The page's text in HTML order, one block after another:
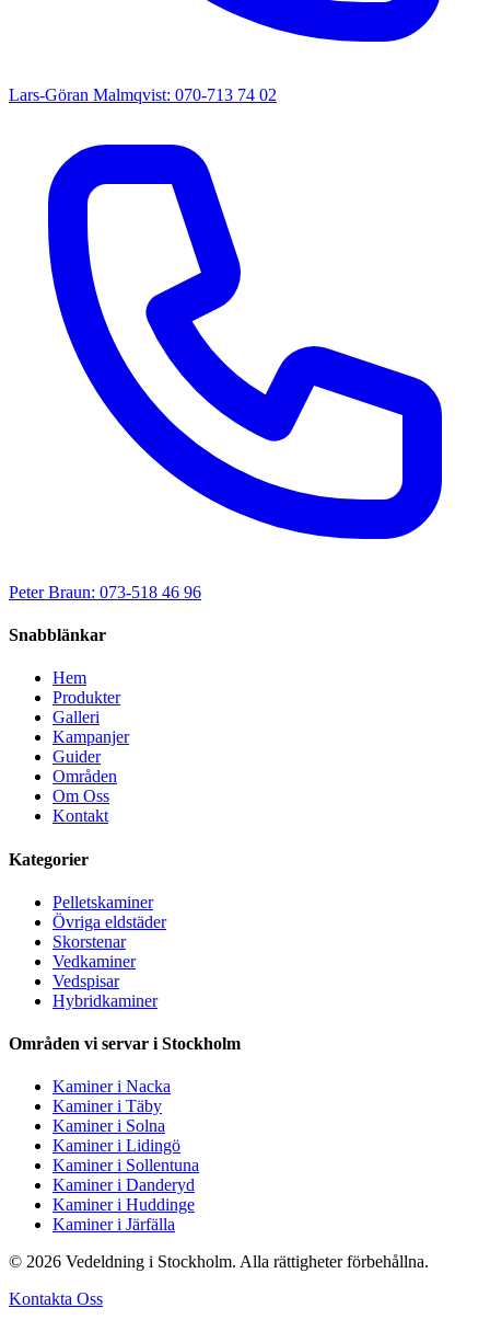
Lars-Göran Malmqvist: 070-713 74 02
Peter Braun: 073-518 46 96
Snabblänkar
Hem
Produkter
Galleri
Kampanjer
Guider
Områden
Om Oss
Kontakt
Kategorier
Pelletskaminer
Övriga eldstäder
Skorstenar
Vedkaminer
Vedspisar
Hybridkaminer
Områden vi servar i Stockholm
Kaminer i Nacka
Kaminer i Täby
Kaminer i Solna
Kaminer i Lidingö
Kaminer i Sollentuna
Kaminer i Danderyd
Kaminer i Huddinge
Kaminer i Järfälla
© 2026 Vedeldning i Stockholm. Alla rättigheter förbehållna.
Kontakta Oss